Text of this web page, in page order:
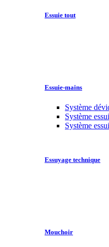
Essuie tout
Essuie-mains
Système
Système
Système
Essuyage technique
Mouchoir